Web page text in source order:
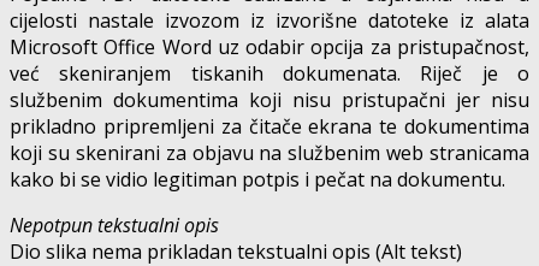
cijelosti nastale izvozom iz izvorišne datoteke iz alata
Microsoft Office Word uz odabir opcija za pristupačnost,
već skeniranjem tiskanih dokumenata. Riječ je o
službenim dokumentima koji nisu pristupačni jer nisu
prikladno pripremljeni za čitače ekrana te dokumentima
koji su skenirani za objavu na službenim web stranicama
kako bi se vidio legitiman potpis i pečat na dokumentu.
Nepotpun tekstualni opis
Dio slika nema prikladan tekstualni opis (Alt tekst)